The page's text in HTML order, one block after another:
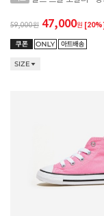
59,000 47,000원
SIZE